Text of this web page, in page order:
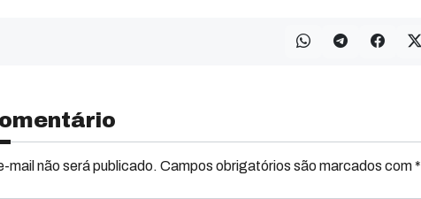
mail não será publicado. Campos obrigatórios são marcados com *